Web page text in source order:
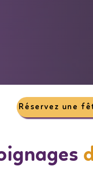
Réservez une